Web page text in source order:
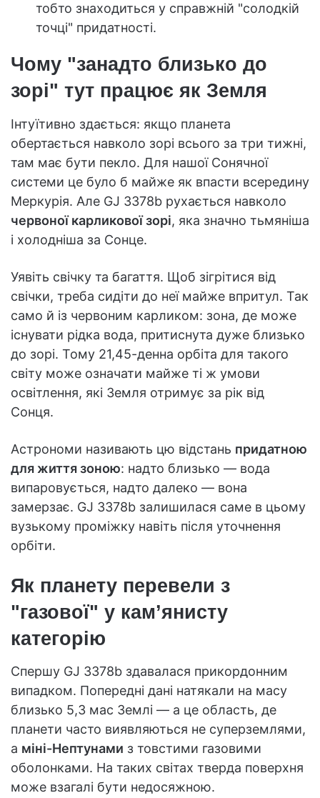
тобто знаходиться у справжній "солодкій
точці" придатності.
Чому "занадто близько до
зорі" тут працює як Земля
Інтуїтивно здається: якщо планета
обертається навколо зорі всього за три тижні,
там має бути пекло. Для нашої Сонячної
системи це було б майже як впасти всередину
Меркурія. Але GJ 3378b рухається навколо
червоної карликової зорі, яка значно тьмяніша
і холодніша за Сонце.
Уявіть свічку та багаття. Щоб зігрітися від
свічки, треба сидіти до неї майже впритул. Так
само й із червоним карликом: зона, де може
існувати рідка вода, притиснута дуже близько
до зорі. Тому 21,45-денна орбіта для такого
світу може означати майже ті ж умови
освітлення, які Земля отримує за рік від
Сонця.
Астрономи називають цю відстань придатною
для життя зоною: надто близько — вода
випаровується, надто далеко — вона
замерзає. GJ 3378b залишилася саме в цьому
вузькому проміжку навіть після уточнення
орбіти.
Як планету перевели з
"газової" у кам’янисту
категорію
Спершу GJ 3378b здавалася прикордонним
випадком. Попередні дані натякали на масу
близько 5,3 мас Землі — а це область, де
планети часто виявляються не суперземлями,
а міні-Нептунами з товстими газовими
оболонками. На таких світах тверда поверхня
може взагалі бути недосяжною.